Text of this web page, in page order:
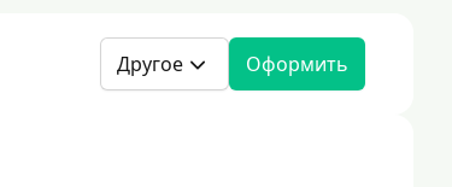
Другое Оформить